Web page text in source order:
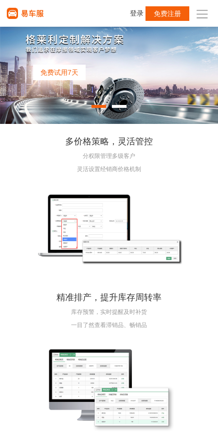
登录 免费注册
免费试用7天
免费试用7天
免费试用7天
免费试用7天
多价格策略，灵活管控
分权限管理多级客户
灵活设置经销商价格机制
精准排产，提升库存周转率
库存预警，实时提醒及时补货
一目了然查看滞销品、畅销品